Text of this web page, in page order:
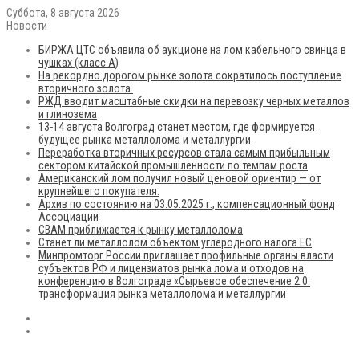
Суббота, 8 августа 2026
Новости
БИРЖА ЦТС объявила об аукционе на лом кабельного свинца в
чушках (класс А)
На рекордно дорогом рынке золота сократилось поступление
вторичного золота.
РЖД вводит масштабные скидки на перевозку черных металлов
и глинозема
13-14 августа Волгоград станет местом, где формируется
будущее рынка металлолома и металлургии
Переработка вторичных ресурсов стала самым прибыльным
сектором китайской промышленности по темпам роста
Американский лом получил новый ценовой ориентир — от
крупнейшего покупателя.
Архив по состоянию на 03.05.2025 г., компенсационный фонд
Ассоциации
CBAM приближается к рынку металлолома
Станет ли металлолом объектом углеродного налога ЕС
Минпромторг России приглашает профильные органы власти
субъектов РФ и лицензиатов рынка лома и отходов на
конференцию в Волгограде «Сырьевое обеспечение 2.0:
трансформация рынка металлолома и металлургии